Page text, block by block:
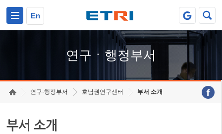
En
연구ㆍ행정부서
연구·행정부서 호남권연구센터 부서 소개
부서 소개